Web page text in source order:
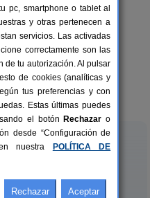
8+1 pers.
desde27 €
Frías
pc, smartphone o tablet al
y otras pertenecen a
servicios. Las activadas
correctamente son las
de tu autorización. Al pulsar
de cookies (analíticas y
tus preferencias y con
Estas últimas puedes
el botón Rechazar o
desde “Configuración de
nuestra
POLÍTICA DE